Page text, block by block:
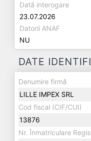
Dată interogare
23.07.2026
Datorii ANAF
NU
DATE
Denumire firmă
LILLE IMPEX SRL
Cod fiscal (CIF/CUI)
13876
Nr. Înmatriculare